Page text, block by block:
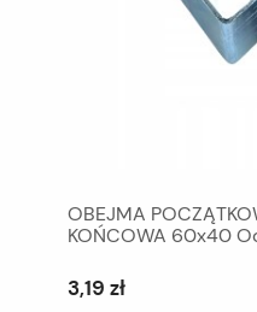
OBEJMA
KOŃCOWA 60x40
3,19 zł